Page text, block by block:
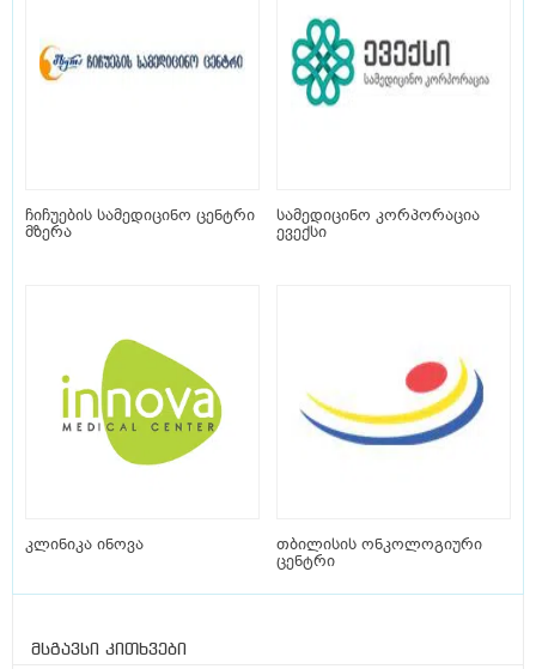
ჩიჩუების სამედიცინო ცენტრი
მზერა
სამედიცინო კორპორაცია
ევექსი
კლინიკა ინოვა
თბილისის ონკოლოგიური
ცენტრი
მსგავსი კითხვები